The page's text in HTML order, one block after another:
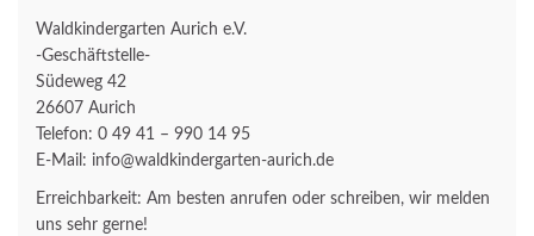
Waldkindergarten Aurich e.V.
-Geschäftstelle-
Südeweg 42
26607 Aurich
Telefon: 0 49 41 – 990 14 95
E-Mail: info@waldkindergarten-aurich.de
Erreichbarkeit: Am besten anrufen oder schreiben, wir melden
uns sehr gerne!